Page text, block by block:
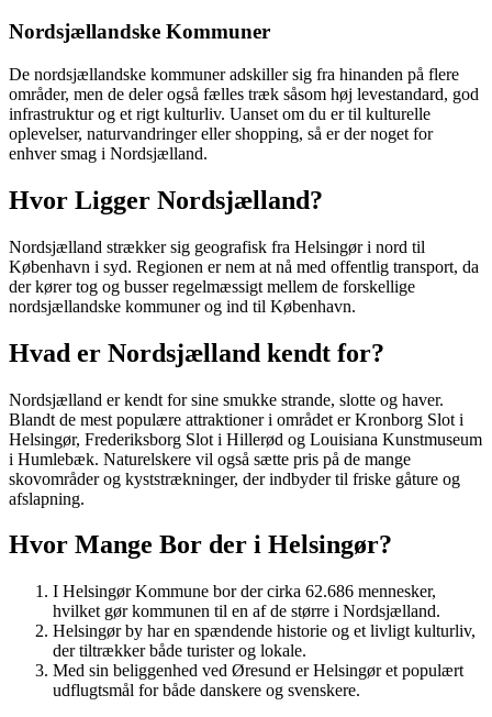
Nordsjællandske Kommuner
De nordsjællandske kommuner adskiller sig fra hinanden på flere
områder, men de deler også fælles træk såsom høj levestandard, god
infrastruktur og et rigt kulturliv. Uanset om du er til kulturelle
oplevelser, naturvandringer eller shopping, så er der noget for
enhver smag i Nordsjælland.
Hvor Ligger Nordsjælland?
Nordsjælland strækker sig geografisk fra Helsingør i nord til
København i syd. Regionen er nem at nå med offentlig transport, da
der kører tog og busser regelmæssigt mellem de forskellige
nordsjællandske kommuner og ind til København.
Hvad er Nordsjælland kendt for?
Nordsjælland er kendt for sine smukke strande, slotte og haver.
Blandt de mest populære attraktioner i området er Kronborg Slot i
Helsingør, Frederiksborg Slot i Hillerød og Louisiana Kunstmuseum
i Humlebæk. Naturelskere vil også sætte pris på de mange
skovområder og kyststrækninger, der indbyder til friske gåture og
afslapning.
Hvor Mange Bor der i Helsingør?
I Helsingør Kommune bor der cirka 62.686 mennesker,
hvilket gør kommunen til en af de større i Nordsjælland.
Helsingør by har en spændende historie og et livligt kulturliv,
der tiltrækker både turister og lokale.
Med sin beliggenhed ved Øresund er Helsingør et populært
udflugtsmål for både danskere og svenskere.